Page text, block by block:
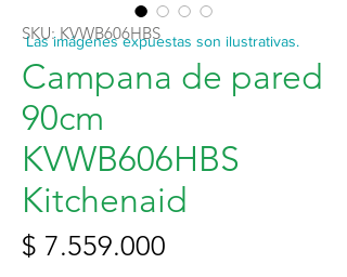
SKU: KVWB606HBS
Campana de pared
90cm
KVWB606HBS
Kitchenaid
$ 7.559.000
Las imágenes expuestas son ilustrativas.